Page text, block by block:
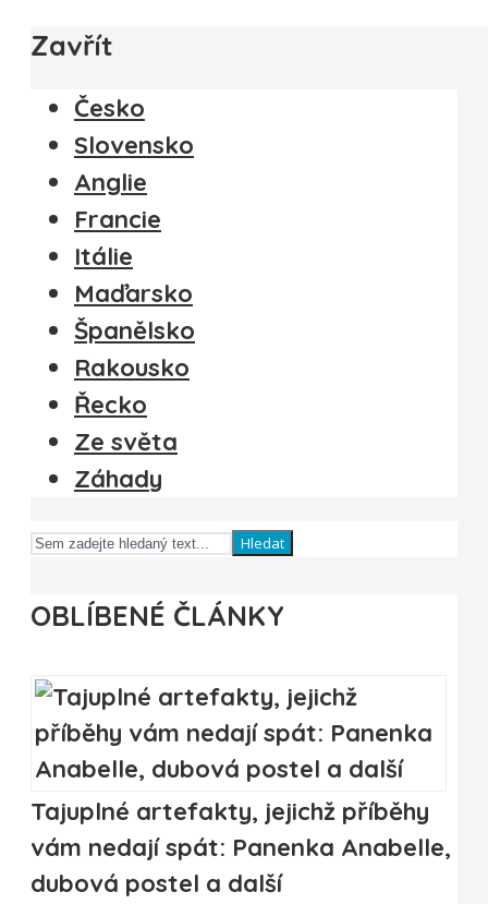
Zavřít
Česko
Slovensko
Anglie
Francie
Itálie
Maďarsko
Španělsko
Rakousko
Řecko
Ze světa
Záhady
Hledat
OBLÍBENÉ ČLÁNKY
Tajuplné artefakty, jejichž příběhy
vám nedají spát: Panenka Anabelle,
dubová postel a další